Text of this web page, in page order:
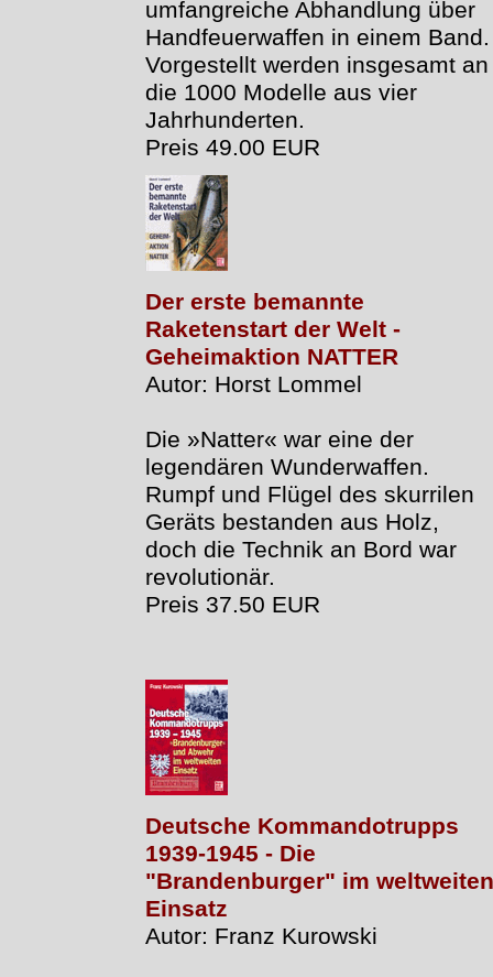
umfangreiche Abhandlung über
Handfeuerwaffen in einem Band.
Vorgestellt werden insgesamt an
die 1000 Modelle aus vier
Jahrhunderten.
Preis 49.00 EUR
Der erste bemannte
Raketenstart der Welt -
Geheimaktion NATTER
Autor: Horst Lommel
Die »Natter« war eine der
legendären Wunderwaffen.
Rumpf und Flügel des skurrilen
Geräts bestanden aus Holz,
doch die Technik an Bord war
revolutionär.
Preis 37.50 EUR
Deutsche Kommandotrupps
1939-1945 - Die
"Brandenburger" im weltweiten
Einsatz
Autor: Franz Kurowski